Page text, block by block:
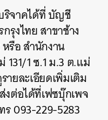
ริจาคได้ที่ บัญชี
รุงไทย สาขาช้าง
รือ สำนักงาน
131/1 ซ.1 ม.3 ต.แม่
ายละเอียดเพิ่มเติม
ต่อได้ที่เฟซบุ๊กเพจ
ร 093-229-5283